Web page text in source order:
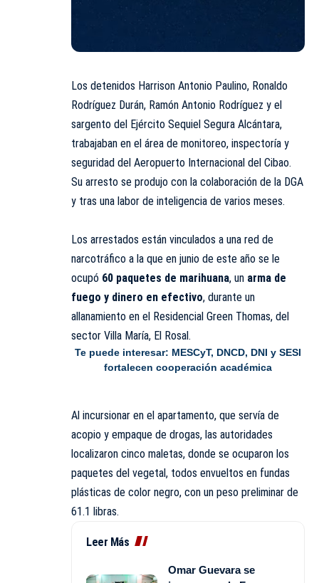
Los detenidos Harrison Antonio Paulino, Ronaldo
Rodríguez Durán, Ramón Antonio Rodríguez y el
sargento del Ejército Sequiel Segura Alcántara,
trabajaban en el área de monitoreo, inspectoría y
seguridad del Aeropuerto Internacional del Cibao.
Su arresto se produjo con la colaboración de la DGA
y tras una labor de inteligencia de varios meses.
Los arrestados están vinculados a una red de
narcotráfico a la que en junio de este año se le
ocupó 60 paquetes de marihuana, un arma de
fuego y dinero en efectivo, durante un
allanamiento en el Residencial Green Thomas, del
sector Villa María, El Rosal.
Te puede interesar: MESCyT, DNCD, DNI y SESI
fortalecen cooperación académica
Al incursionar en el apartamento, que servía de
acopio y empaque de drogas, las autoridades
localizaron cinco maletas, donde se ocuparon los
paquetes del vegetal, todos envueltos en fundas
plásticas de color negro, con un peso preliminar de
61.1 libras.
Leer Más
Omar Guevara se